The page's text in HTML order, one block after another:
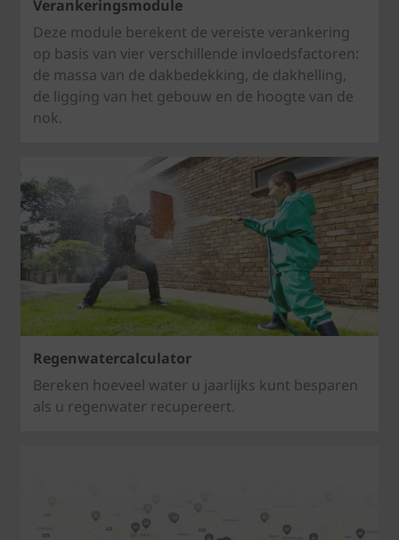
Verankeringsmodule
Deze module berekent de vereiste verankering
op basis van vier verschillende invloedsfactoren:
de massa van de dakbedekking, de dakhelling,
de ligging van het gebouw en de hoogte van de
nok.
Regenwatercalculator
Bereken hoeveel water u jaarlijks kunt besparen
als u regenwater recupereert.